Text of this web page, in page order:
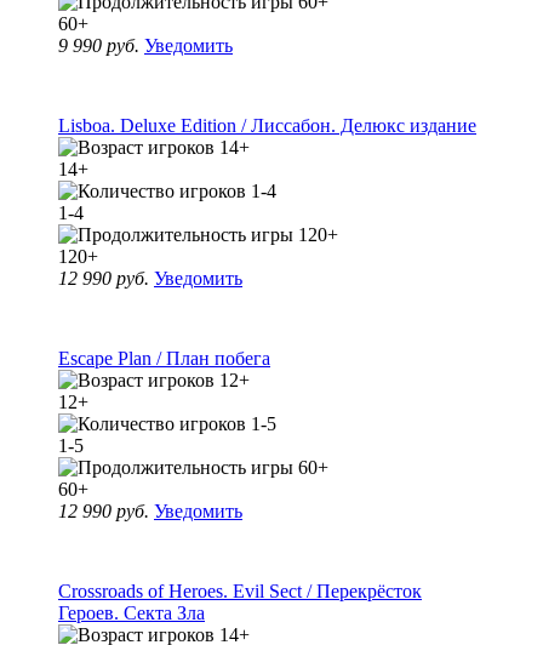
60+
9 990 руб. Уведомить
Lisboa. Deluxe Edition / Лиссабон. Делюкс издание
14+
1-4
120+
12 990 руб. Уведомить
Escape Plan / План побега
12+
1-5
60+
12 990 руб. Уведомить
Crossroads of Heroes. Evil Sect / Перекрёсток
Героев. Секта Зла